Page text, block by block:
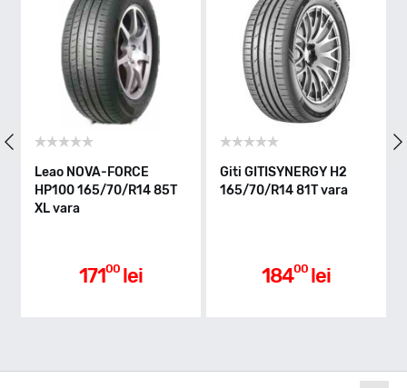
Indice greutate
Clasa de eficienta
NOVA-FORCE
165/70/R14 85T
vara
00 lei
Giti GITISYNERGY H2
165/70/R14 81T vara
00 lei